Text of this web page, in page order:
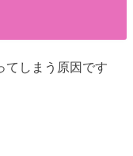
てしまう原因です